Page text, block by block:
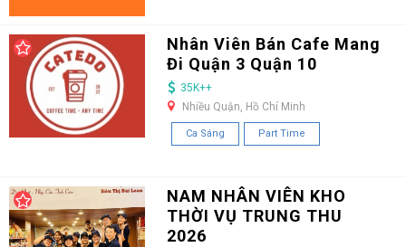
Nhân Viên Bán Cafe Mang
Đi Quận 3 Quận 10
35K++
Nhiều Quận, Hồ Chí Minh
Ca Sáng Part Time
NAM NHÂN VIÊN KHO
THỜI VỤ TRUNG THU
2026